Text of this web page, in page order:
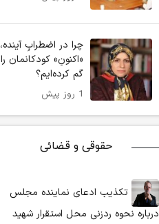
چرا در اضطرابِ آینده،
«اکنونِ» کودکانمان را
گم کرده‌ایم؟
1 روز پیش
حقوقی و قضائی
تکذیب ادعای نماینده مجلس
درباره نحوه ردزنی محل استقرار شهید